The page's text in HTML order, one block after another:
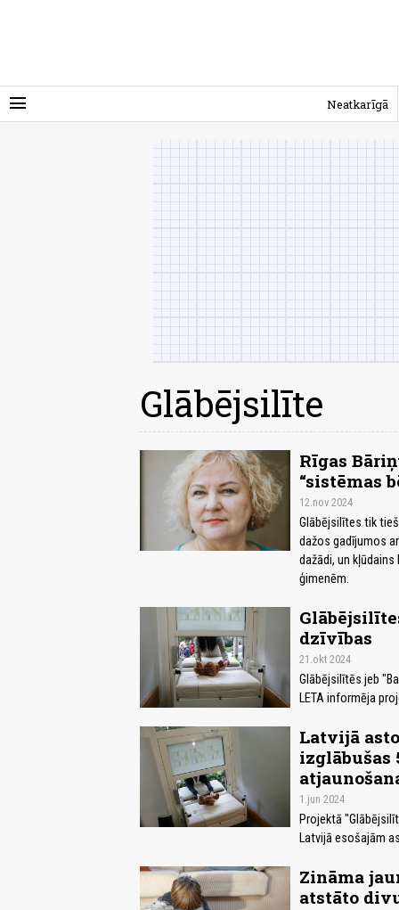
menu Neatkarīgā
Glābējsilīte
Rīgas
“sistēmas
12.nov 2024
Glābējsilītes tik
dažos gadījumos
dažādi, un
ģimenēm.
dzīvības
21.okt 2024
Glābējsilītēs jeb
LETA informēja
Latvijā
izglābušas
1.jun 2024
Projektā
Latvijā esošajām
Zināma
atstāto